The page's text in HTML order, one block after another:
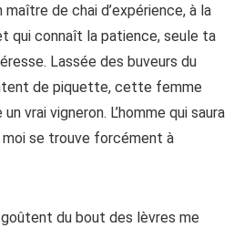
de chai d’expérience, à la
qui connaît la patience, seule ta
Lassée des buveurs du
de piquette, cette femme
vrai vigneron. L’homme qui saura
moi se trouve forcément à
du bout des lèvres me